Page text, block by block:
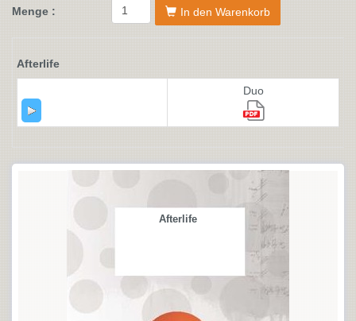
Menge : In den Warenkorb
Afterlife
Duo
Afterlife